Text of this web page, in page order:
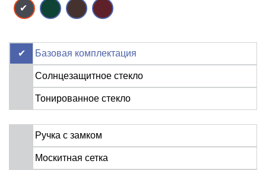
Базовая комплектация
Солнцезащитное стекло
Тонированное стекло
Ручка с замком
Москитная сетка